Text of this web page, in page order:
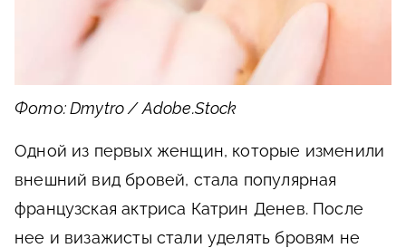
Фото: Dmytro / Adobe.Stock
Одной из первых женщин, которые изменили
внешний вид бровей, стала популярная
французская актриса Катрин Денев. После
нее и визажисты стали уделять бровям не